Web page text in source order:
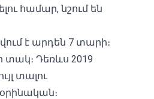
համար, նշում են
է արդեն 7 տարի։
տակ։ Դեռևս 2019
տալու